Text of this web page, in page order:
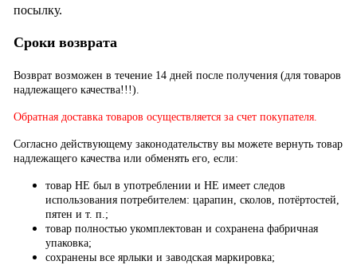
посылку.
Сроки возврата
Возврат возможен в течение 14 дней после получения (для товаров
надлежащего качества!!!).
Обратная доставка товаров осуществляется за счет покупателя.
Согласно действующему законодательству вы можете вернуть товар
надлежащего качества или обменять его, если:
товар НЕ был в употреблении и НЕ имеет следов
использования потребителем: царапин, сколов, потёртостей,
пятен и т. п.;
товар полностью укомплектован и сохранена фабричная
упаковка;
сохранены все ярлыки и заводская маркировка;